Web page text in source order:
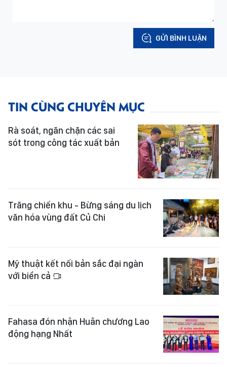
GỬI BÌNH LUẬN
TIN CÙNG CHUYÊN MỤC
Rà soát, ngăn chặn các sai
sót trong công tác xuất bản
Trăng chiến khu - Bừng sáng du lịch
văn hóa vùng đất Củ Chi
Mỹ thuật kết nối bản sắc đại ngàn
với biển cả
Fahasa đón nhận Huân chương Lao
động hạng Nhất